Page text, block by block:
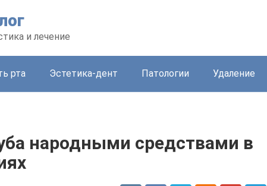
и лечение
рта Эстетика-дент Патологии Удаление
народными средствами в